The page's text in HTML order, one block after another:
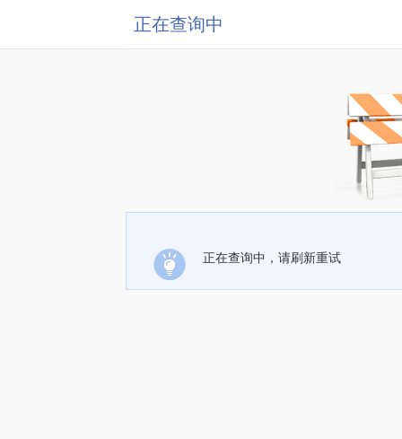
正在查询中
正在查询中，请刷新重试